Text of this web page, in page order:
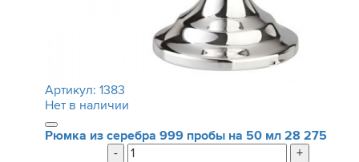
Артикул: 1383
Нет в наличии
Рюмка из серебра 999 пробы на 50 мл 28 275
-
+